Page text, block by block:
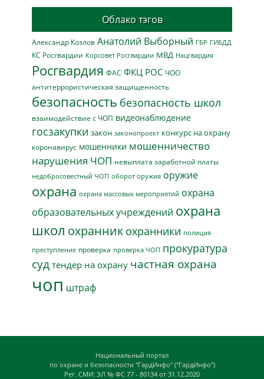
Облако тэгов
Александр Козлов Анатолий Выборный ГБР ГИБДД
КС Росгвардии Корсовет Росгвардии МВД Нацгвардия
Росгвардия ФАС ФКЦ РОС ЧОО
антитеррористическая защищенность
безопасность безопасность школ
взаимодействие с ЧОП видеонаблюдение
госзакупки закон законопроект конкурс на охрану
коронавирус мошенники мошенничество
нарушения ЧОП невыплата заработной платы
недобросовестный ЧОП оборот оружия оружие
охрана охрана массовых мероприятий охрана
образовательных учреждений охрана
школ охранник охранники полиция
преступление проверка проверка ЧОП прокуратура
суд тендер на охрану частная охрана
чоп штраф
Национальный портал
по охране и безопасности "ГардИнфо" ("ГардИнфо")
Рег. СМИ: ЭЛ № ФС 77 - 80134 от 31.12.2020